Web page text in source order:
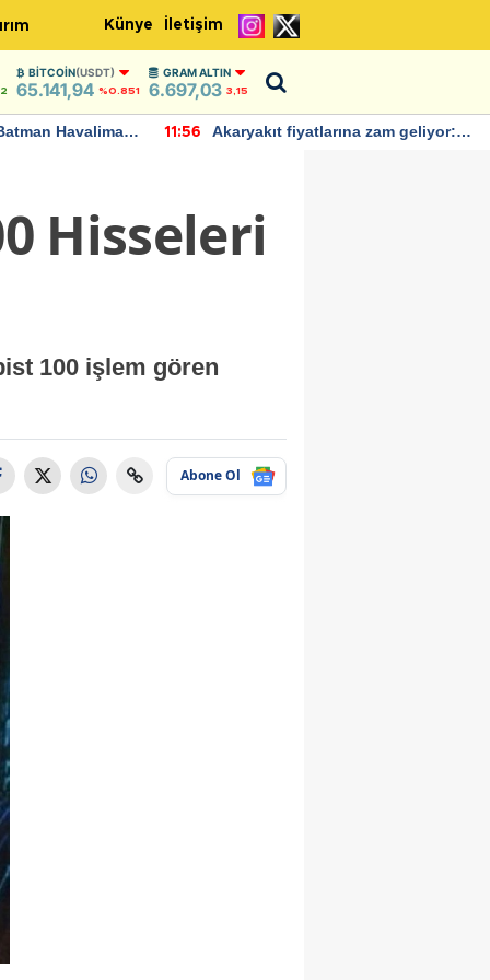
Künye İletişim
BITCOIN(USDT)
65.141,94 %0.851
GRAM ALTIN
6.697,03 3,15
Havalimanı
11:56
Akaryakıt fiyatlarına zam geliyor:
Hisseleri
100 işlem gören
Abone Ol